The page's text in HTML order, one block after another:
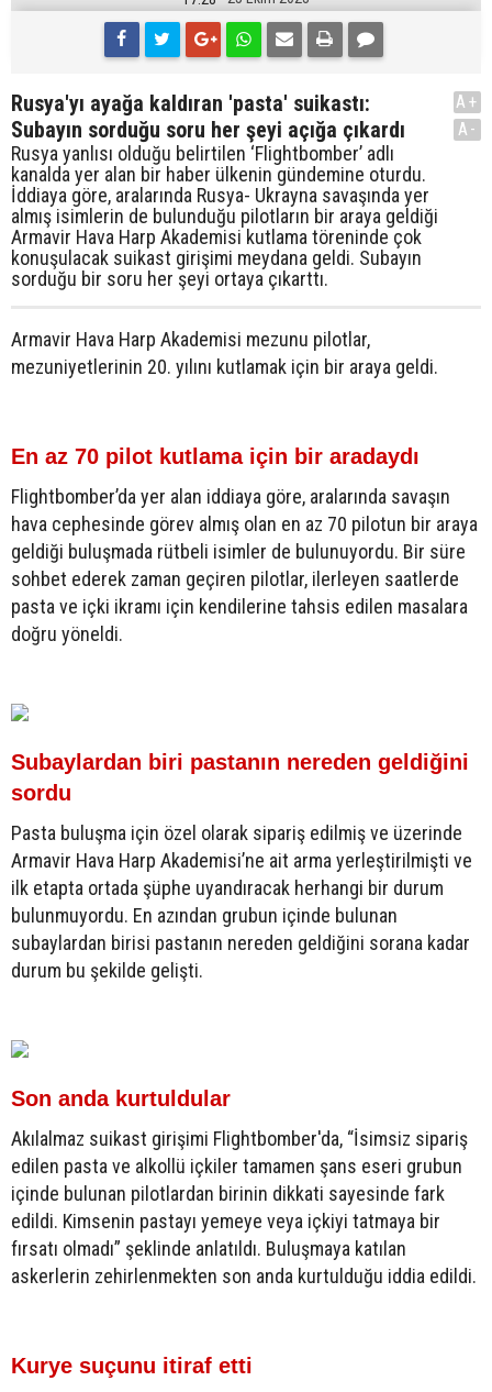
Rusya'yı ayağa kaldıran 'pasta' suikastı:
Subayın sorduğu soru her şeyi açığa çıkardı
Rusya yanlısı olduğu belirtilen ‘Flightbomber’ adlı
kanalda yer alan bir haber ülkenin gündemine oturdu.
İddiaya göre, aralarında Rusya- Ukrayna savaşında yer
almış isimlerin de bulunduğu pilotların bir araya geldiği
Armavir Hava Harp Akademisi kutlama töreninde çok
konuşulacak suikast girişimi meydana geldi. Subayın
sorduğu bir soru her şeyi ortaya çıkarttı.
A+
A-
Armavir Hava Harp Akademisi mezunu pilotlar,
mezuniyetlerinin 20. yılını kutlamak için bir araya geldi.
En az 70 pilot kutlama için bir aradaydı
Flightbomber’da yer alan iddiaya göre, aralarında savaşın
hava cephesinde görev almış olan en az 70 pilotun bir araya
geldiği buluşmada rütbeli isimler de bulunuyordu. Bir süre
sohbet ederek zaman geçiren pilotlar, ilerleyen saatlerde
pasta ve içki ikramı için kendilerine tahsis edilen masalara
doğru yöneldi.
Subaylardan biri pastanın nereden geldiğini
sordu
Pasta buluşma için özel olarak sipariş edilmiş ve üzerinde
Armavir Hava Harp Akademisi’ne ait arma yerleştirilmişti ve
ilk etapta ortada şüphe uyandıracak herhangi bir durum
bulunmuyordu. En azından grubun içinde bulunan
subaylardan birisi pastanın nereden geldiğini sorana kadar
durum bu şekilde gelişti.
Son anda kurtuldular
Akılalmaz suikast girişimi Flightbomber'da, “İsimsiz sipariş
edilen pasta ve alkollü içkiler tamamen şans eseri grubun
içinde bulunan pilotlardan birinin dikkati sayesinde fark
edildi. Kimsenin pastayı yemeye veya içkiyi tatmaya bir
fırsatı olmadı” şeklinde anlatıldı. Buluşmaya katılan
askerlerin zehirlenmekten son anda kurtulduğu iddia edildi.
Kurye suçunu itiraf etti